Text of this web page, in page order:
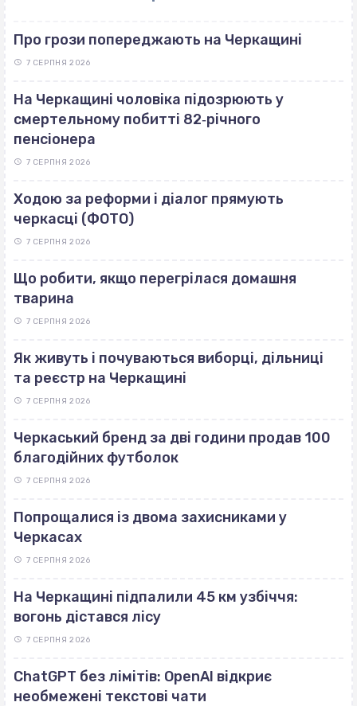
Про грози попереджають на Черкащині
7 СЕРПНЯ 2026
На Черкащині чоловіка підозрюють у
смертельному побитті 82‐річного
пенсіонера
7 СЕРПНЯ 2026
Ходою за реформи і діалог прямують
черкасці (ФОТО)
7 СЕРПНЯ 2026
Що робити, якщо перегрілася домашня
тварина
7 СЕРПНЯ 2026
Як живуть і почуваються виборці, дільниці
та реєстр на Черкащині
7 СЕРПНЯ 2026
Черкаський бренд за дві години продав 100
благодійних футболок
7 СЕРПНЯ 2026
Попрощалися із двома захисниками у
Черкасах
7 СЕРПНЯ 2026
На Черкащині підпалили 45 км узбіччя:
вогонь дістався лісу
7 СЕРПНЯ 2026
ChatGPT без лімітів: OpenAI відкриє
необмежені текстові чати